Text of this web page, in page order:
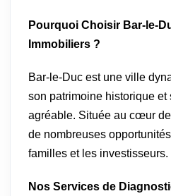
Pourquoi Choisir Bar-le-
Immobiliers ?
Bar-le-Duc est une ville
son patrimoine historique et
agréable. Située au cœur
de nombreuses
familles et les investisseurs.
Nos Services de